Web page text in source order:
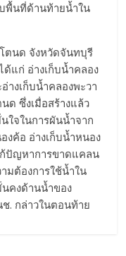
พื้นที่ด้านท้ายน้ำใน
ตนด จังหวัดจันทบุรี
ด้แก่ อ่างเก็บน้ำคลอง
างเก็บน้ำคลองพะวา
ด ซึ่งเมื่อสร้างแล้ว
ใจในการผันน้ำจาก
งค้อ อ่างเก็บน้ำหนอง
ก้ปัญหาการขาดแคลน
มต้องการใช้น้ำใน
นคงด้านน้ำของ
ช. กล่าวในตอนท้าย